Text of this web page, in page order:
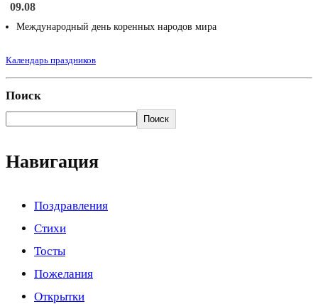
09.08
Международный день коренных народов мира
Календарь праздников
Поиск
Поиск
Навигация
Поздравления
Стихи
Тосты
Пожелания
Открытки